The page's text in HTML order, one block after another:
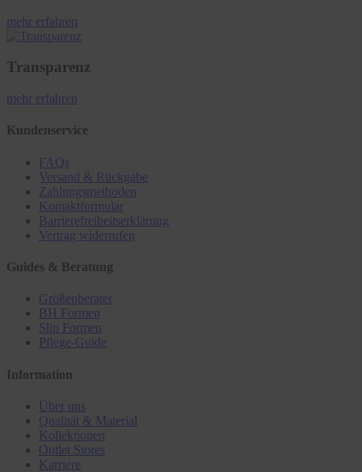
mehr erfahren
Transparenz
mehr erfahren
Kundenservice
FAQs
Versand & Rückgabe
Zahlungsmethoden
Kontaktformular
Barrierefreiheitserklärung
Vertrag widerrufen
Guides & Beratung
Größenberater
BH Formen
Slip Formen
Pflege-Guide
Information
Über uns
Qualität & Material
Kollektionen
Outlet Stores
Karriere